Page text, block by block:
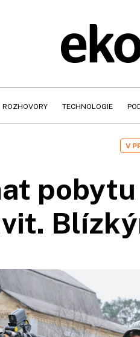
ROZHOVORY TECHNOLOGIE
V